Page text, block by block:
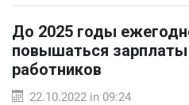
До 2025 годы
повышаться
работников
22.10.2022 in 09:24